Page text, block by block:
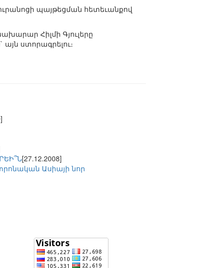
պայթեցման հետեւանքով
Հիլմի Գյուլերը
ստորագրելու։
[27.12.2008]
Ասիայի նոր